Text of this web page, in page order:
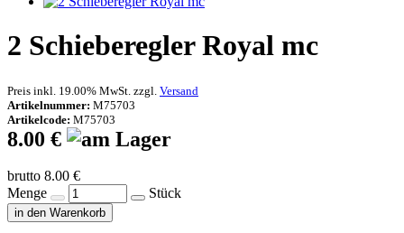
2 Schieberegler Royal mc
Preis inkl. 19.00% MwSt. zzgl. Versand
Artikelnummer: M75703
Artikelcode: M75703
8.00 €
brutto 8.00 €
Menge
Stück
in den Warenkorb